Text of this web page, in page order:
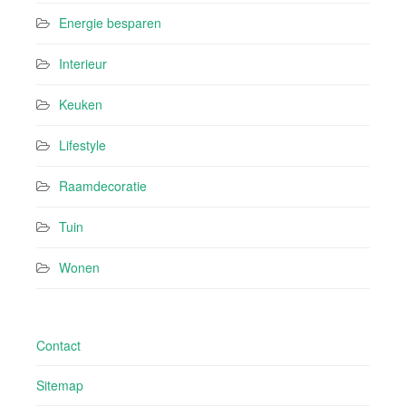
Energie besparen
Interieur
Keuken
Lifestyle
Raamdecoratie
Tuin
Wonen
Contact
Sitemap